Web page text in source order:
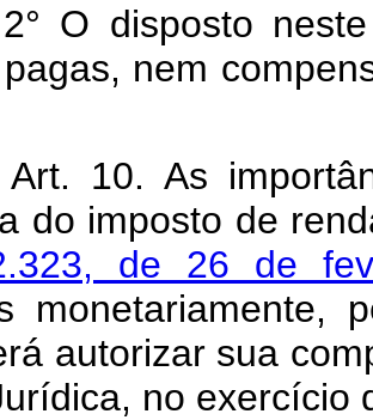
neste
nem
10. As
do imposto de
de 26 de
monetariamente,
autorizar sua
no exercício